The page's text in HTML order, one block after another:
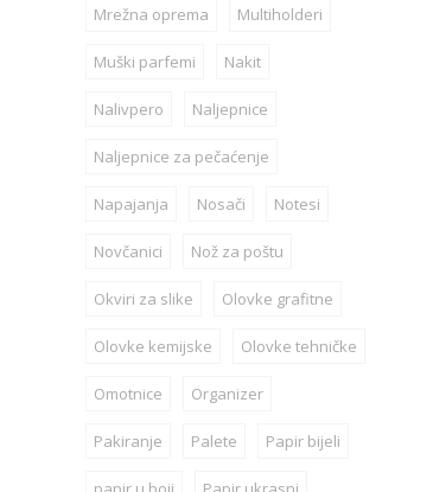
Mrežna oprema Multiholderi
Muški parfemi Nakit
Nalivpero Naljepnice
Naljepnice za pečaćenje
Napajanja Nosači Notesi
Novčanici Nož za poštu
Okviri za slike Olovke grafitne
Olovke kemijske Olovke tehničke
Omotnice Organizer
Pakiranje Palete Papir bijeli